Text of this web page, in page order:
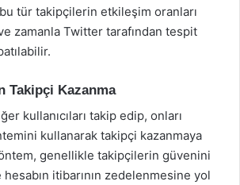
tür takipçilerin etkileşim oranları
zamanla Twitter tarafından tespit
Takipçi Kazanma
kullanıcıları takip edip, onları
kullanarak takipçi kazanmaya
genellikle takipçilerin güvenini
itibarının zedelenmesine yol